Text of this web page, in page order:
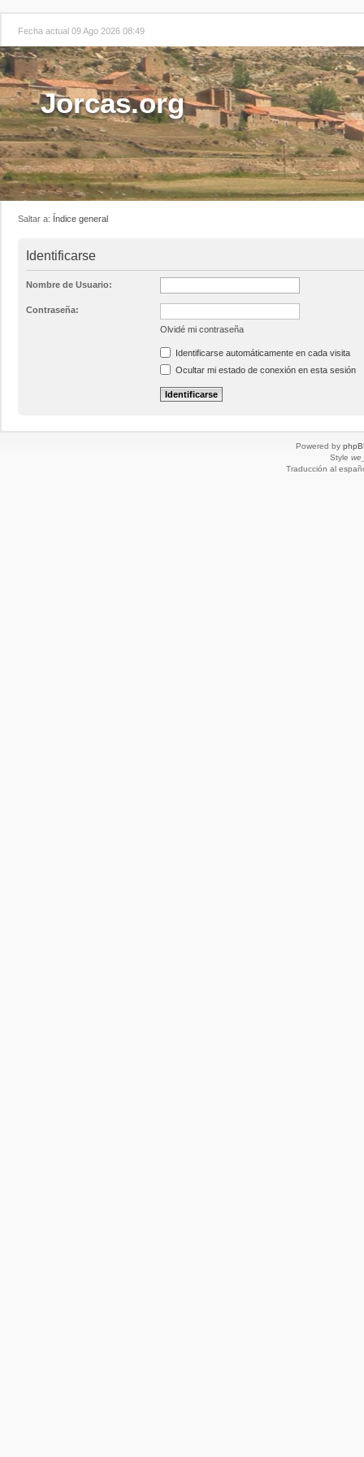
Fecha actual 09 Ago 2026 08:49
Jorcas.org
Saltar a: Índice general
Identificarse
Nombre de Usuario:
Contraseña:
Olvidé mi contraseña
Identificarse automáticamente en cada visita
Ocultar mi estado de conexión en esta sesión
Powered by
Style
Traducción al